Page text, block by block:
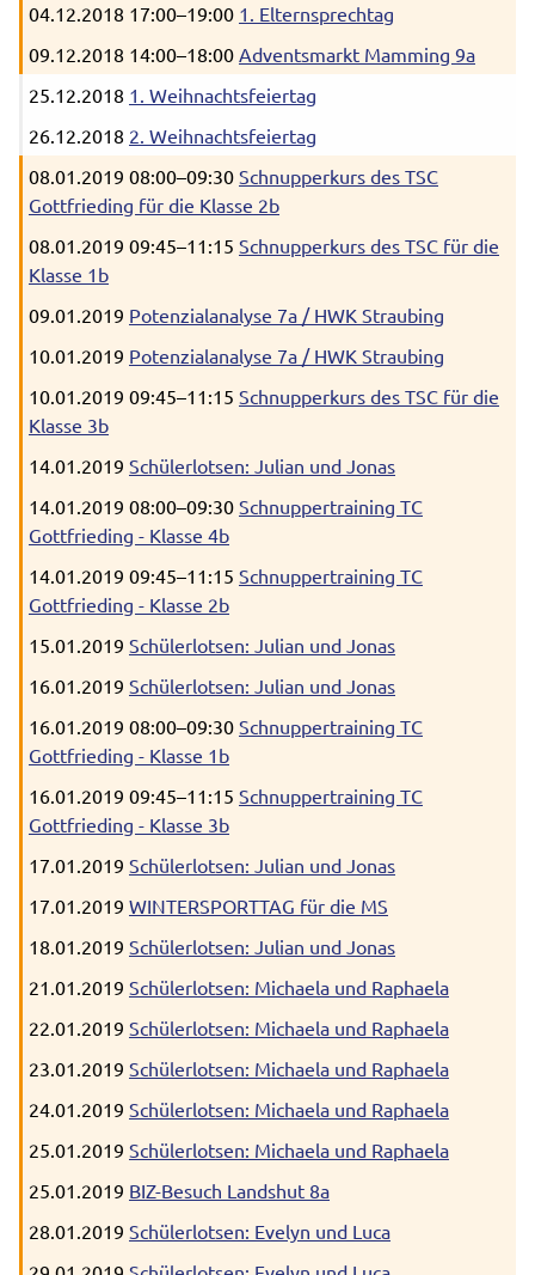
04.12.2018 17:00–19:00 1. Elternsprechtag
09.12.2018 14:00–18:00 Adventsmarkt Mamming 9a
25.12.2018 1. Weihnachtsfeiertag
26.12.2018 2. Weihnachtsfeiertag
08.01.2019 08:00–09:30 Schnupperkurs des TSC
Gottfrieding für die Klasse 2b
08.01.2019 09:45–11:15 Schnupperkurs des TSC für die
Klasse 1b
09.01.2019 Potenzialanalyse 7a / HWK Straubing
10.01.2019 Potenzialanalyse 7a / HWK Straubing
10.01.2019 09:45–11:15 Schnupperkurs des TSC für die
Klasse 3b
14.01.2019 Schülerlotsen: Julian und Jonas
14.01.2019 08:00–09:30 Schnuppertraining TC
Gottfrieding - Klasse 4b
14.01.2019 09:45–11:15 Schnuppertraining TC
Gottfrieding - Klasse 2b
15.01.2019 Schülerlotsen: Julian und Jonas
16.01.2019 Schülerlotsen: Julian und Jonas
16.01.2019 08:00–09:30 Schnuppertraining TC
Gottfrieding - Klasse 1b
16.01.2019 09:45–11:15 Schnuppertraining TC
Gottfrieding - Klasse 3b
17.01.2019 Schülerlotsen: Julian und Jonas
17.01.2019 WINTERSPORTTAG für die MS
18.01.2019 Schülerlotsen: Julian und Jonas
21.01.2019 Schülerlotsen: Michaela und Raphaela
22.01.2019 Schülerlotsen: Michaela und Raphaela
23.01.2019 Schülerlotsen: Michaela und Raphaela
24.01.2019 Schülerlotsen: Michaela und Raphaela
25.01.2019 Schülerlotsen: Michaela und Raphaela
25.01.2019 BIZ-Besuch Landshut 8a
28.01.2019 Schülerlotsen: Evelyn und Luca